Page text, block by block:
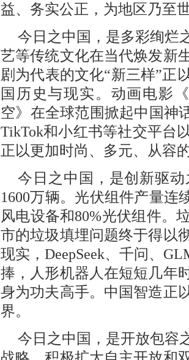
益、务实公正，为地区乃至
今日之中国，是多彩绚烂
艺等传统文化在当代焕发新
剧为代表的文化“新三样”正
国历史与现实。动画电影
空》在全球范围掀起中国神
TikTok和小红书等社交平台
正以更加时尚、多元、从容
今日之中国，是创新驱
1600万辆。光伏组件产量连
风电设备和80%光伏组件。
市的垃圾填埋问题终于得以
现实，DeepSeek、千问、
捧，人形机器人在短短几年
身为功夫高手。中国智造正
界。
今日之中国，是开放包容